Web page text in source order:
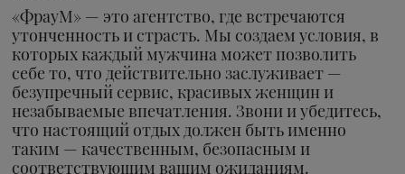
«ФрауМ» — это агентство, где встречаются
утонченность и страсть. Мы создаем условия, в
которых каждый мужчина может позволить
себе то, что действительно заслуживает —
безупречный сервис, красивых женщин и
незабываемые впечатления. Звони и убедитесь,
что настоящий отдых должен быть именно
таким — качественным, безопасным и
соответствующим вашим ожиданиям.